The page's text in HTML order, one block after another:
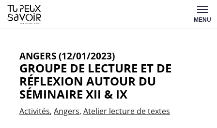
Aller
au
MENU
ANGERS (12/01/2023)
GROUPE DE LECTURE ET DE
RÉFLEXION AUTOUR DU
SÉMINAIRE XII & IX
Activités Angers Atelier lecture de textes